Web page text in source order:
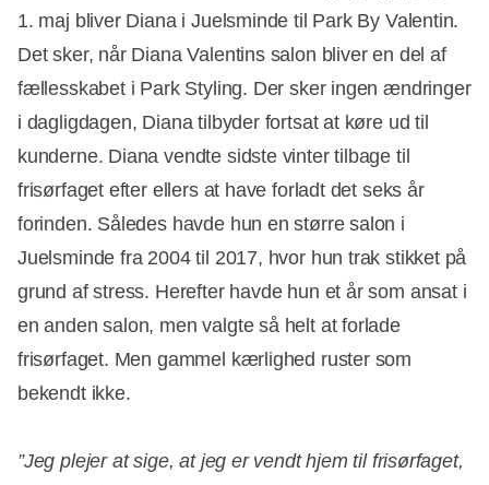
1. maj bliver Diana i Juelsminde til Park By Valentin.
Det sker, når Diana Valentins salon bliver en del af
fællesskabet i Park Styling. Der sker ingen ændringer
i dagligdagen, Diana tilbyder fortsat at køre ud til
kunderne. Diana vendte sidste vinter tilbage til
frisørfaget efter ellers at have forladt det seks år
forinden. Således havde hun en større salon i
Juelsminde fra 2004 til 2017, hvor hun trak stikket på
grund af stress. Herefter havde hun et år som ansat i
en anden salon, men valgte så helt at forlade
frisørfaget. Men gammel kærlighed ruster som
bekendt ikke.
”Jeg plejer at sige, at jeg er vendt hjem til frisørfaget,